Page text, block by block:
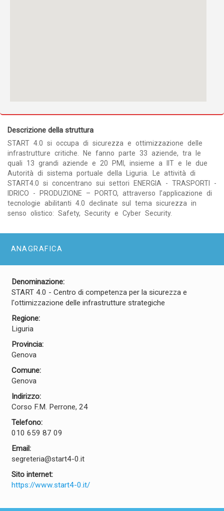
Descrizione della struttura
START 4.0 si occupa di sicurezza e ottimizzazione delle
infrastrutture critiche. Ne fanno parte 33 aziende, tra le
quali 13 grandi aziende e 20 PMI, insieme a IIT e le due
Autorità di sistema portuale della Liguria. Le attività di
START4.0 si concentrano sui settori ENERGIA - TRASPORTI -
IDRICO - PRODUZIONE – PORTO, attraverso l’applicazione di
tecnologie abilitanti 4.0 declinate sul tema sicurezza in
senso olistico: Safety, Security e Cyber Security.
ANAGRAFICA
Denominazione:
START 4.0 - Centro di competenza per la sicurezza e
l'ottimizzazione delle infrastrutture strategiche
Regione:
Liguria
Provincia:
Genova
Comune:
Genova
Indirizzo:
Corso F.M. Perrone, 24
Telefono:
010 659 87 09
Email:
segreteria@start4-0.it
Sito internet:
https://www.start4-0.it/